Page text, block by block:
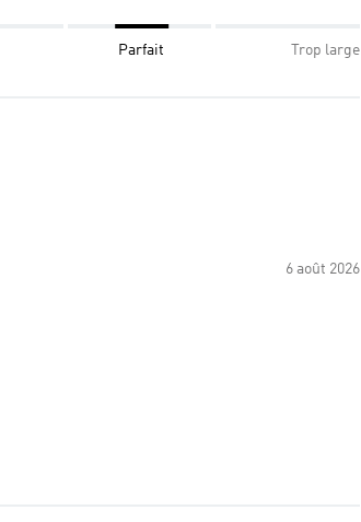
Parfait Trop large
6 août 2026